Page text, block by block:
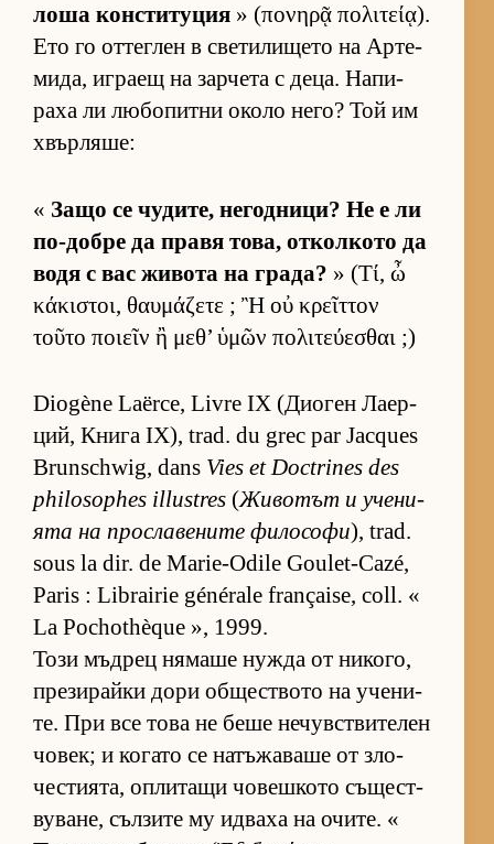
лоша кон­с­ти­ту­ция » (πονηρᾷ πολιτείᾳ).
Ето го от­тег­лен в све­ти­ли­щето на Ар­те­
ми­да, иг­раещ на зар­чета с де­ца. На­пи­
раха ли лю­бо­питни около не­го? Той им
хвър­ля­ше:
« Защо се чу­ди­те, не­год­ни­ци? Не е ли
по-добре да правя то­ва, от­кол­кото да
водя с вас жи­вота на гра­да? » (Τί, ὦ
κάκιστοι, θαυμάζετε ; Ἢ οὐ κρεῖττον
τοῦτο ποιεῖν ἢ μεθ’ ὑμῶν πολιτεύεσθαι ;)
Diogène Laërce, Livre IX (Ди­о­ген Ла­ер­
ций, Книга IX), trad. du grec par Jacques
Brunschwig, dans Vies et Doctrines des
philosophes illustres (Жи­во­тът и уче­ни­
ята на прос­ла­ве­ните фи­ло­софи), trad.
sous la dir. de Marie-Odile Goulet-Cazé,
Paris : Librairie générale française, coll. «
La Pochothèque », 1999.
Този мъд­рец ня­маше нужда от ни­ко­го,
пре­зи­райки дори об­щес­т­вото на уче­ни­
те. При все това не беше не­чув­с­т­ви­те­лен
чо­век; и ко­гато се на­тъ­жа­ваше от зло­
чес­ти­я­та, оп­ли­тащи чо­веш­кото съ­щес­т­
ву­ва­не, съл­зите му ид­ваха на очи­те. «